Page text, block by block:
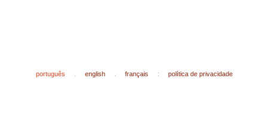
português english français : política de privacidade